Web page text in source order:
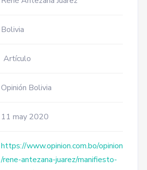
Bolivia
Artículo
Opinión Bolivia
11 may 2020
https://www.opinion.com.bo/opinion
/rene-antezana-juarez/manifiesto-